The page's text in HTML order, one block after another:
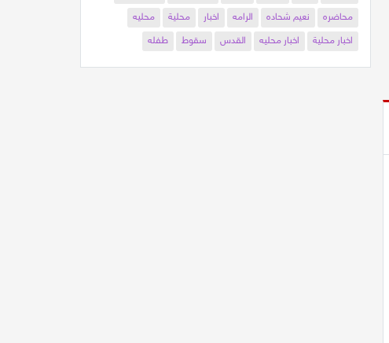
محاضره
نعيم شحاده الرامه اخبار محلية
محليه
اخبار محلية
اخبار محليه القدس سقوط طفله